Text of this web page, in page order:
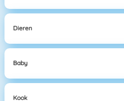
Dieren
Baby
Kook